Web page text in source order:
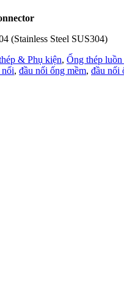
(Stainless Steel SUS304)
& Phụ kiện, Ống thép
nối, đầu nối ống mềm, đầu nối